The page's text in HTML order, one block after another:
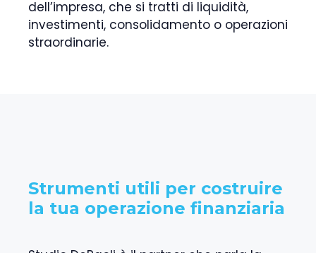
dell’impresa, che si tratti di liquidità,
investimenti, consolidamento o operazioni
straordinarie.
Strumenti utili per costruire
la tua operazione finanziaria